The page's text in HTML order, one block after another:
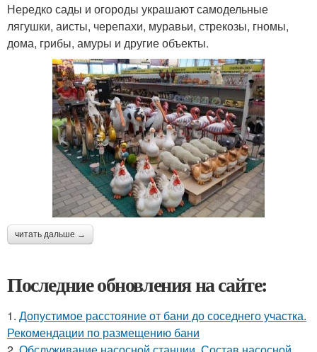
Нередко сады и огороды украшают самодельные
лягушки, аисты, черепахи, муравьи, стрекозы, гномы,
дома, грибы, амуры и другие объекты.
читать дальше →
Последние обновления на сайте:
1. Допустимое расстояние от бани до соседнего участка.
Рекомендации по размещению бани